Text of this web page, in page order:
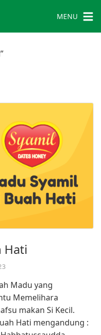
MENU
Hati
Madu yang
Memelihara
makan Si Kecil.
Hati mengandung :